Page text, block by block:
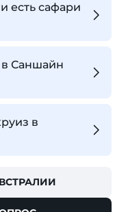
есть сафари
в Саншайн
в